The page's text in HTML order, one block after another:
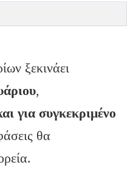
ξεκινάει
,
για συγκεκριμένο
θα